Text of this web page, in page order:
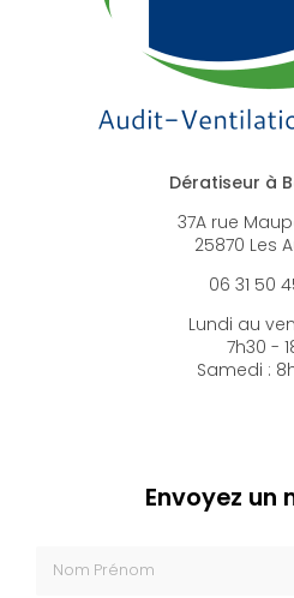
Dératiseur à
37A rue
25870 Les
06 31 50
Lundi au
7h30 -
Samedi :
Envoyez un